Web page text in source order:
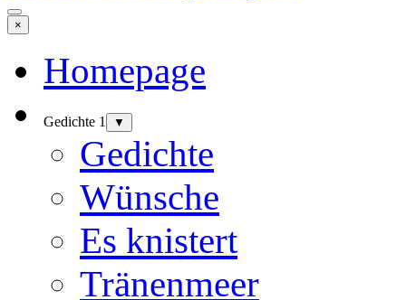
×
Homepage
Gedichte 1 ▼
Gedichte
Wünsche
Es knistert
Tränenmeer